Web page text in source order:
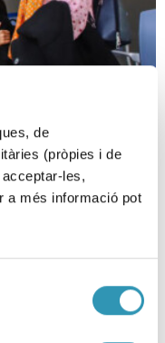
de
(pròpies i de
les,
a més informació pot
Butlletí nº